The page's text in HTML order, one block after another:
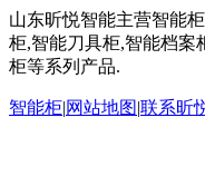
山东昕悦智能主营智能
柜,智能刀具柜,智能档案
柜等系列产品.
智能柜|网站地图|联系昕